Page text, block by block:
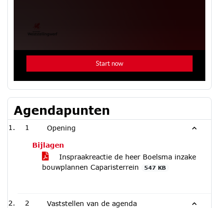
Agendapunten
1 Opening
Bijlagen
Inspraakreactie de heer Boelsma inzake
bouwplannen Caparisterrein
547 KB
2 Vaststellen van de agenda